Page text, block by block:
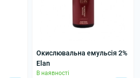
Окислювальна емульсія 2%
Elan
В наявності